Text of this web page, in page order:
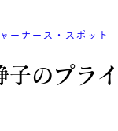
子のプラ
ーナース・スポット